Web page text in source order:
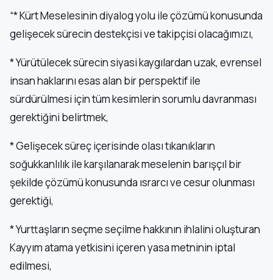
“* Kürt Meselesinin diyalog yolu ile çözümü konusunda
gelişecek sürecin destekçisi ve takipçisi olacağımızı,
* Yürütülecek sürecin siyasi kaygılardan uzak, evrensel
insan haklarını esas alan bir perspektif ile
sürdürülmesi için tüm kesimlerin sorumlu davranması
gerektiğini belirtmek,
* Gelişecek süreç içerisinde olası tıkanıkların
soğukkanlılık ile karşılanarak meselenin barışçıl bir
şekilde çözümü konusunda ısrarcı ve cesur olunması
gerektiği,
* Yurttaşların seçme seçilme hakkının ihlalini oluşturan
Kayyım atama yetkisini içeren yasa metninin iptal
edilmesi,